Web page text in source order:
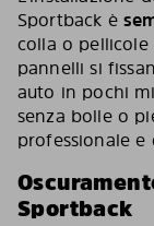
Sportback è
colla o pellicole
pannelli si
auto in pochi
senza bolle o
professionale e
Sportback